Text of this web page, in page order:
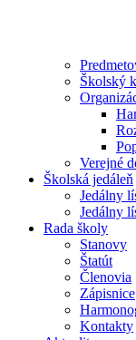
Školský
Verejné
Školská jedáleň
Jedálny
Jedálny
Rada školy
Stanovy
Štatút
Členovia
Zápisnice
Kontakty